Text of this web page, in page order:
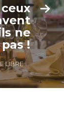
ne
!
LIBRE